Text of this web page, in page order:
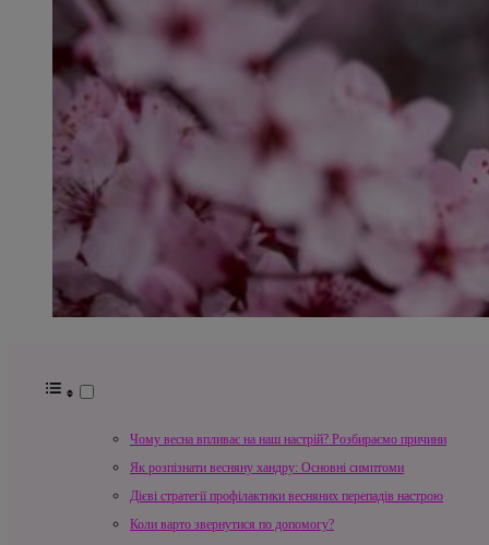
Чому весна впливає на наш настрій? Розбираємо причини
Як розпізнати весняну хандру: Основні симптоми
Дієві стратегії профілактики весняних перепадів настрою
Коли варто звернутися по допомогу?